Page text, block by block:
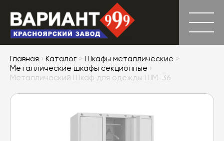
Главная › Каталог > Шкафы металлические >
Металлические шкафы секционные ›
Металлический Шкаф для одежды ШМ-36